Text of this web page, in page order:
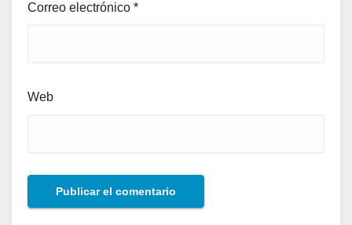
Correo electrónico *
Web